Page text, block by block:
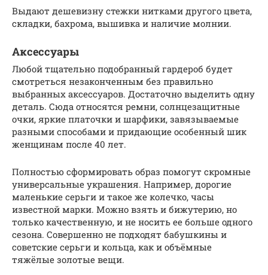
Выдают дешевизну стежки нитками другого цвета,
складки, бахрома, вышивка и наличие молнии.
Аксессуары
Любой тщательно подобранный гардероб будет
смотреться незаконченным без правильно
выбранных аксессуаров. Достаточно выделить одну
деталь. Сюда относятся ремни, солнцезащитные
очки, яркие платочки и шарфики, завязываемые
разными способами и придающие особенный шик
женщинам после 40 лет.
Полностью сформировать образ помогут скромные
универсальные украшения. Например, дорогие
маленькие серьги и такое же колечко, часы
известной марки. Можно взять и бижутерию, но
только качественную, и не носить ее больше одного
сезона. Совершенно не подходят бабушкины и
советские серьги и кольца, как и объёмные
тяжёлые золотые вещи.